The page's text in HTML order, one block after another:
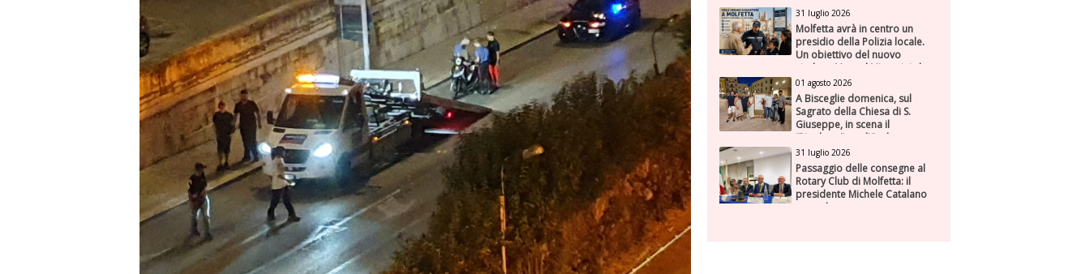
31 luglio 2026
Molfetta avrà in centro un
presidio della Polizia locale.
Un obiettivo del nuovo
sindaco Manuel Minervini che
diviene realtà, con la speranza
di maggiore efficienza e
presenza sul territorio
01 agosto 2026
A Bisceglie domenica, sul
Sagrato della Chiesa di S.
Giuseppe, in scena il
“Rigoletto” con l’Orchestra
Sinfonica Federiciana
31 luglio 2026
Passaggio delle consegne al
Rotary Club di Molfetta: il
presidente Michele Catalano
succede a se stesso